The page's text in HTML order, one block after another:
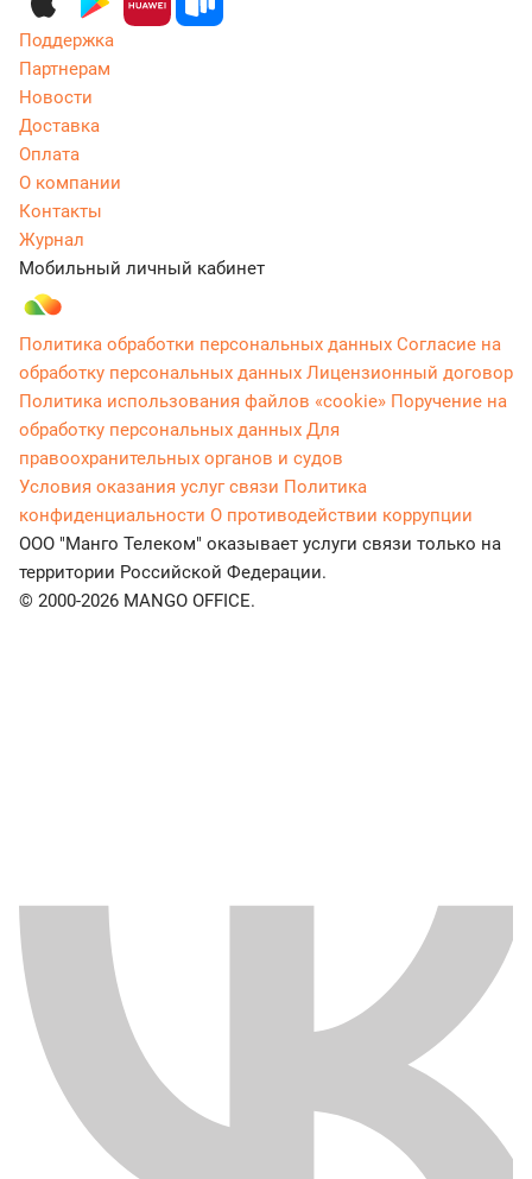
Поддержка
Партнерам
Новости
Доставка
Оплата
О компании
Контакты
Журнал
Мобильный личный кабинет
Политика обработки персональных данных Согласие на
обработку персональных данных Лицензионный договор
Политика использования файлов «cookie» Поручение на
обработку персональных данных Для
правоохранительных органов и судов
Условия оказания услуг связи Политика
конфиденциальности О противодействии коррупции
ООО "Манго Телеком" оказывает услуги связи только на
территории Российской Федерации.
© 2000-2026 MANGO OFFICE.